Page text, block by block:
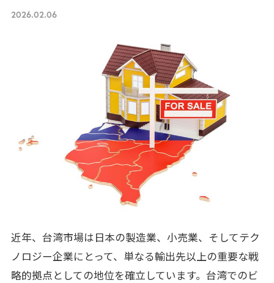
2026.02.06
近年、台湾市場は日本の製造業、小売業、そしてテク
ノロジー企業にとって、単なる輸出先以上の重要な戦
略的拠点としての地位を確立しています。台湾でのビ